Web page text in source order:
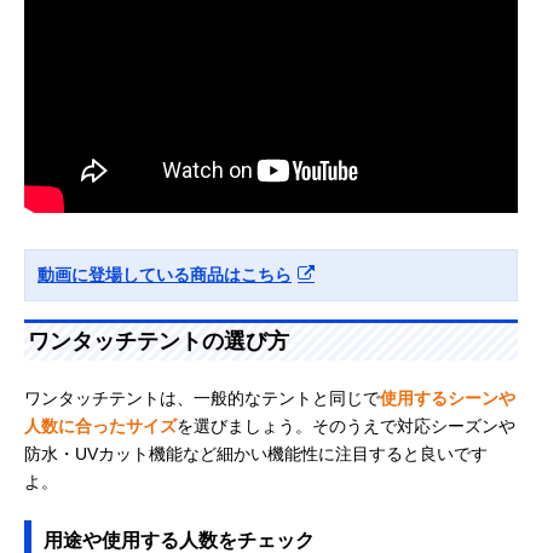
動画に登場している商品はこちら
ワンタッチテントの選び方
ワンタッチテントは、一般的なテントと同じで使用するシーンや
人数に合ったサイズを選びましょう。そのうえで対応シーズンや
防水・UVカット機能など細かい機能性に注目すると良いです
よ。
用途や使用する人数をチェック